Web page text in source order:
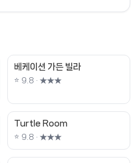
베케이션 가든 빌라
⭐ 9.8 · ★★★
Turtle Room
⭐ 9.8 · ★★★